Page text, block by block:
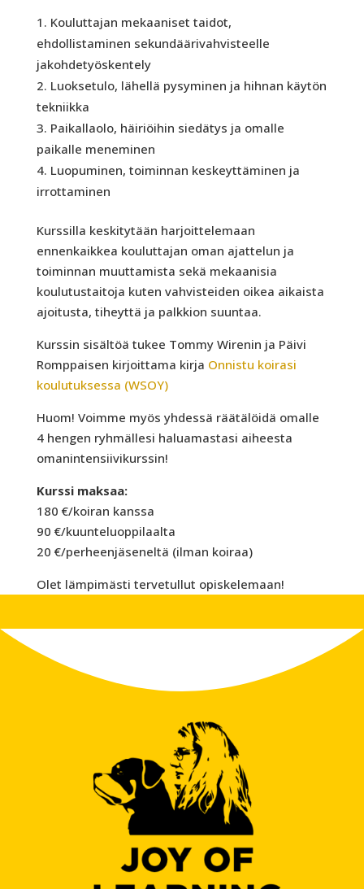
Kouluttajan mekaaniset taidot,
ehdollistaminen sekundäärivahvisteelle
jakohdetyöskentely
Luoksetulo, lähellä pysyminen ja hihnan käytön
tekniikka
Paikallaolo, häiriöihin siedätys ja omalle
paikalle meneminen
Luopuminen, toiminnan keskeyttäminen ja
irrottaminen
Kurssilla keskitytään harjoittelemaan
ennenkaikkea kouluttajan oman ajattelun ja
toiminnan muuttamista sekä mekaanisia
koulutustaitoja kuten vahvisteiden oikea aikaista
ajoitusta, tiheyttä ja palkkion suuntaa.
Kurssin sisältöä tukee Tommy Wirenin ja Päivi
Romppaisen kirjoittama kirja Onnistu koirasi
koulutuksessa (WSOY)
Huom! Voimme myös yhdessä räätälöidä omalle
4 hengen ryhmällesi haluamastasi aiheesta
omanintensiivikurssin!
Kurssi maksaa:
180 €/koiran kanssa
90 €/kuunteluoppilaalta
20 €/perheenjäseneltä (ilman koiraa)
Olet lämpimästi tervetullut opiskelemaan!